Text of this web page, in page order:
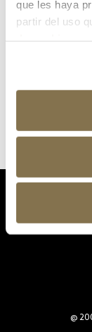
que les haya
partir del uso
@